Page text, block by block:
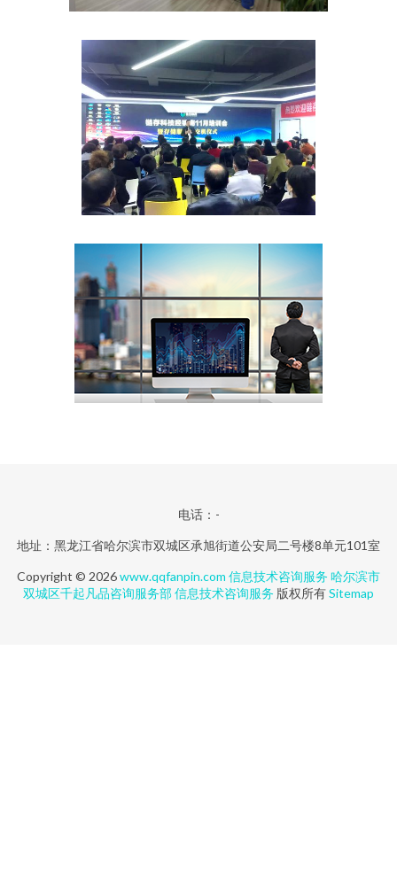
电话：-
地址：黑龙江省哈尔滨市双城区承旭街道公安局二号楼8单元101室
Copyright © 2026www.qqfanpin.com 信息技术咨询服务 哈尔滨市
双城区千起凡品咨询服务部信息技术咨询服务 版权所有Sitemap